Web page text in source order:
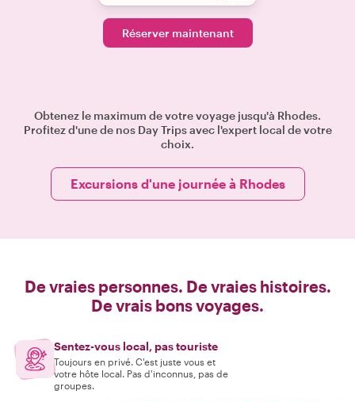
Réserver maintenant
Obtenez le maximum de votre voyage jusqu'à Rhodes.
Profitez d'une de nos Day Trips avec l'expert local de votre
choix.
Excursions d'une journée à Rhodes
De vraies personnes. De vraies histoires.
De vrais bons voyages.
Sentez-vous local, pas touriste
Toujours en privé. C'est juste vous et
votre hôte local. Pas d'inconnus, pas de
groupes.